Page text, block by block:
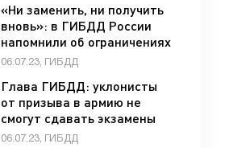
«Ни заменить, ни получить
вновь»: в ГИБДД России
напомнили об ограничениях
в отношении водительских
«ГИБДД»
06.07.23, ГИБДД
Глава ГИБДД: уклонисты
от призыва в армию не
смогут сдавать экзамены
на водительские права -
06.07.23, ГИБДД